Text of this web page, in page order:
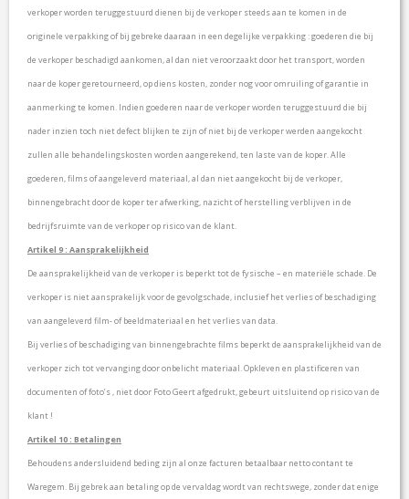
verkoper worden teruggestuurd dienen bij de verkoper steeds aan te komen in de
originele verpakking of bij gebreke daaraan in een degelijke verpakking : goederen die bij
de verkoper beschadigd aankomen, al dan niet veroorzaakt door het transport, worden
naar de koper geretourneerd, op diens kosten, zonder nog voor omruiling of garantie in
aanmerking te komen. Indien goederen naar de verkoper worden teruggestuurd die bij
nader inzien toch niet defect blijken te zijn of niet bij de verkoper werden aangekocht
zullen alle behandelingskosten worden aangerekend, ten laste van de koper. Alle
goederen, films of aangeleverd materiaal, al dan niet aangekocht bij de verkoper,
binnengebracht door de koper ter afwerking, nazicht of herstelling verblijven in de
bedrijfsruimte van de verkoper op risico van de klant.
Artikel 9 : Aansprakelijkheid
De aansprakelijkheid van de verkoper is beperkt tot de fysische – en materiële schade. De
verkoper is niet aansprakelijk voor de gevolgschade, inclusief het verlies of beschadiging
van aangeleverd film- of beeldmateriaal en het verlies van data.
Bij verlies of beschadiging van binnengebrachte films beperkt de aansprakelijkheid van de
verkoper zich tot vervanging door onbelicht materiaal. Opkleven en plastificeren van
documenten of foto’s , niet door Foto Geert afgedrukt, gebeurt uitsluitend op risico van de
klant !
Artikel 10 : Betalingen
Behoudens andersluidend beding zijn al onze facturen betaalbaar netto contant te
Waregem. Bij gebrek aan betaling op de vervaldag wordt van rechtswege, zonder dat enige